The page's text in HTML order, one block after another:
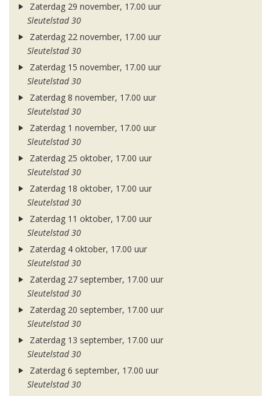
Zaterdag 29 november, 17.00 uur
Sleutelstad 30
Zaterdag 22 november, 17.00 uur
Sleutelstad 30
Zaterdag 15 november, 17.00 uur
Sleutelstad 30
Zaterdag 8 november, 17.00 uur
Sleutelstad 30
Zaterdag 1 november, 17.00 uur
Sleutelstad 30
Zaterdag 25 oktober, 17.00 uur
Sleutelstad 30
Zaterdag 18 oktober, 17.00 uur
Sleutelstad 30
Zaterdag 11 oktober, 17.00 uur
Sleutelstad 30
Zaterdag 4 oktober, 17.00 uur
Sleutelstad 30
Zaterdag 27 september, 17.00 uur
Sleutelstad 30
Zaterdag 20 september, 17.00 uur
Sleutelstad 30
Zaterdag 13 september, 17.00 uur
Sleutelstad 30
Zaterdag 6 september, 17.00 uur
Sleutelstad 30